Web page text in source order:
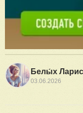
Белы́х
03.06.2026